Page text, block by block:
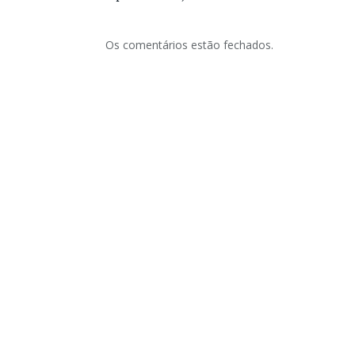
Os comentários estão fechados.